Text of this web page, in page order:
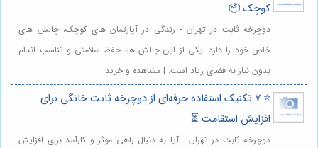
کوچک 📦
دوچرخه ثابت در تهران - زندگی در آپارتمان های کوچک، چالش های
خاص خود را دارد. یکی از این چالش ها، حفظ سلامتی و تناسب اندام
بدون نیاز به فضای زیاد است. | مشاهده و خرید
⭐️ 7 تکنیک استفاده حرفه‌ای از دوچرخه ثابت خانگی برای
افزایش استقامت ⏳
دوچرخه ثابت در تهران - آیا به دنبال راهی موثر و کارآمد برای افزایش